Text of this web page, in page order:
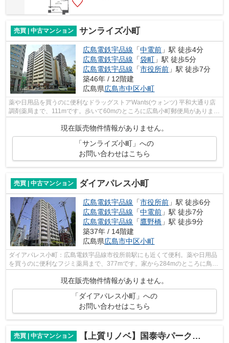
売買 | 中古マンション サンライズ小町
広島電鉄宇品線 「中電前 」駅 徒歩4分
広島電鉄宇品線 「袋町 」駅 徒歩5分
広島電鉄宇品線 「市役所前 」駅 徒歩7分
築46年 / 12階建
広島県広島市中区小町
薬や日用品を買うのに便利なドラッグストアWants(ウォンツ) 平和大通り店
調剤薬局まで、111mです。歩いて60mのところに広島小町郵便局がありま
現在販売物件情報がありません。
「サンライズ小町」への
お問い合わせはこちら
売買 | 中古マンション ダイアパレス小町
広島電鉄宇品線 「市役所前 」駅 徒歩6分
広島電鉄宇品線 「中電前 」駅 徒歩7分
広島電鉄宇品線 「鷹野橋 」駅 徒歩9分
築37年 / 14階建
広島県広島市中区小町
ダイアパレス小町：広島電鉄宇品線市役所前駅にも近くて便利。薬や日用品
を買うのに便利なフジミ薬局まで、377mです。家から284mのところに鳥取
現在販売物件情報がありません。
「ダイアパレス小町」への
お問い合わせはこちら
売買 | 中古マンション 【上質リノベ】国泰寺パークマンション